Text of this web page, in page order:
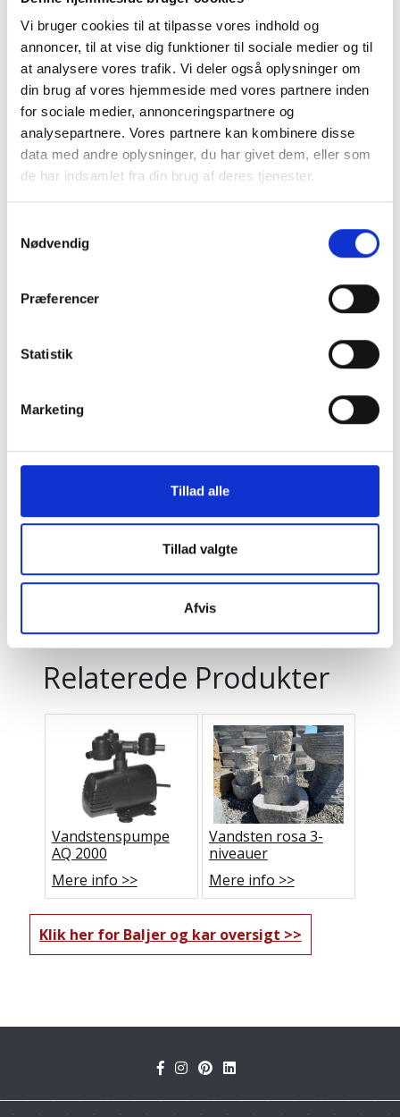
Vi bruger cookies til at tilpasse vores indhold og
annoncer, til at vise dig funktioner til sociale medier og til
at analysere vores trafik. Vi deler også oplysninger om
din brug af vores hjemmeside med vores partnere inden
for sociale medier, annonceringspartnere og
analysepartnere. Vores partnere kan kombinere disse
data med andre oplysninger, du har givet dem, eller som
de har indsamlet fra din brug af deres tjenester.
Nødvendig
Præferencer
Statistik
Marketing
Tillad alle
Tillad valgte
Afvis
Galvaniseret gitter til balje 61 x 61 x 5 cm
Pris:598 DKK
LÆG I KURV
1.750 DKK
Relaterede Produkter
Vandstenspumpe
AQ 2000
Mere info >>
Vandsten rosa 3-
niveauer
Mere info >>
Klik her for Baljer og kar oversigt